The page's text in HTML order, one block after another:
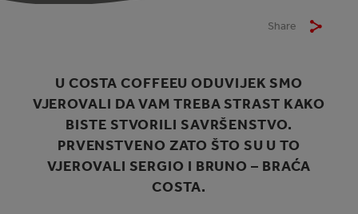
Share
U COSTA COFFEEU ODUVIJEK SMO
VJEROVALI DA VAM TREBA STRAST KAKO
BISTE STVORILI SAVRŠENSTVO.
PRVENSTVENO ZATO ŠTO SU U TO
VJEROVALI SERGIO I BRUNO – BRAĆA
COSTA.